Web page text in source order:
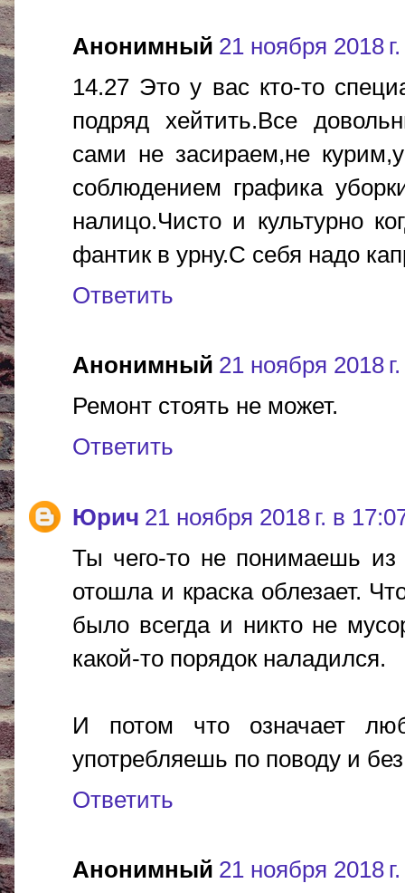
Анонимный 21 ноября 2018
14.27 Это у вас кто-то
подряд хейтить.Все
сами не засираем,не
соблюдением графика
налицо.Чисто и культурно
фантик в урну.С себя надо
Ответить
Анонимный 21 ноября 2018
Ремонт стоять не может.
Ответить
Юрич 21 ноября 2018 г. в
Ты чего-то не понимаешь из
отошла и краска облезает.
было всегда и никто не
какой-то порядок наладился.
И потом что означает
употребляешь по поводу и
Ответить
Анонимный 21 ноября 2018